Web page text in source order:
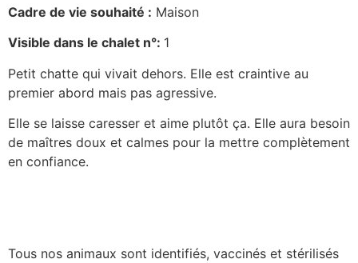
Cadre de vie souhaité : Maison
Visible dans le chalet n°: 1
Petit chatte qui vivait dehors. Elle est craintive au
premier abord mais pas agressive.
Elle se laisse caresser et aime plutôt ça. Elle aura besoin
de maîtres doux et calmes pour la mettre complètement
en confiance.
Tous nos animaux sont identifiés, vaccinés et stérilisés